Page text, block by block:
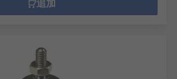
追加